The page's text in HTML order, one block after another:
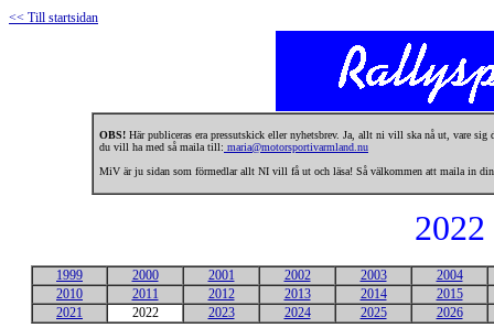
<< Till startsidan
OBS! Här publiceras era pressutskick eller nyhetsbrev. Ja, allt ni vill ska nå ut, vare
du vill ha med så maila till: maria@motorsportivarmland.nu
MiV är ju sidan som förmedlar allt NI vill få ut och läsa! Så välkommen att maila in
2022
1999 2000 2001 2002 2003
2004
2010
2011 2012 2013 2014
2015
2021
2022 2023 2024 2025 2026